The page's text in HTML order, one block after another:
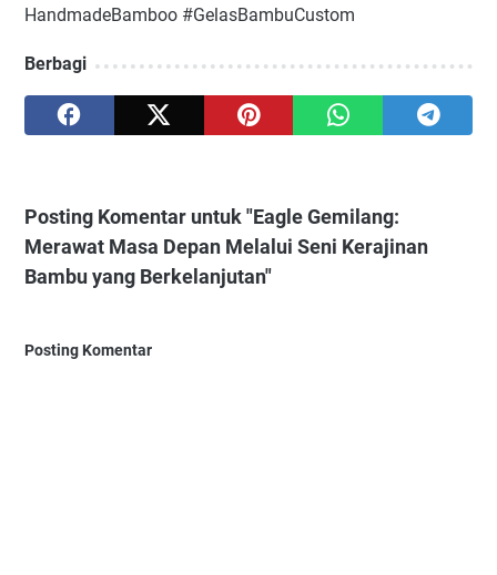
HandmadeBamboo #GelasBambuCustom
Berbagi
Posting Komentar untuk "Eagle Gemilang:
Merawat Masa Depan Melalui Seni Kerajinan
Bambu yang Berkelanjutan"
Posting Komentar